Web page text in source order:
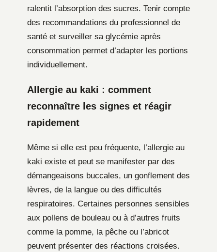
ralentit l’absorption des sucres. Tenir compte
des recommandations du professionnel de
santé et surveiller sa glycémie après
consommation permet d’adapter les portions
individuellement.
Allergie au kaki : comment
reconnaître les signes et réagir
rapidement
Même si elle est peu fréquente, l’allergie au
kaki existe et peut se manifester par des
démangeaisons buccales, un gonflement des
lèvres, de la langue ou des difficultés
respiratoires. Certaines personnes sensibles
aux pollens de bouleau ou à d’autres fruits
comme la pomme, la pêche ou l’abricot
peuvent présenter des réactions croisées.